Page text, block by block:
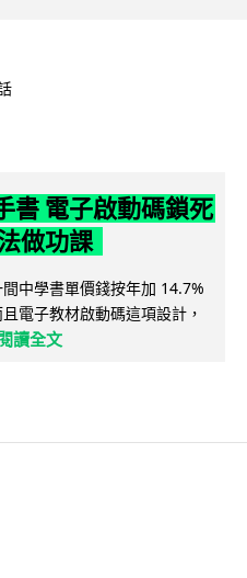
書 電子啟動碼鎖死
做功課
中學書單價錢按年加 14.7%
電子教材啟動碼這項設計，
讀全文